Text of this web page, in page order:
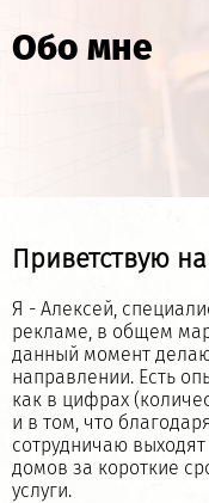
Обо мне
Приветствую
Я - Алексей,
рекламе, в общем
данный момент
направлении. Есть
как в цифрах
и в том, что
сотрудничаю
домов за короткие
услуги.